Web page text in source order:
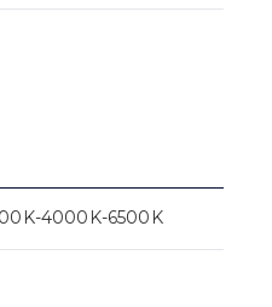
4000K-6500K